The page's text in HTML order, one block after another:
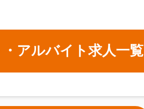
アルバイト求人一覧